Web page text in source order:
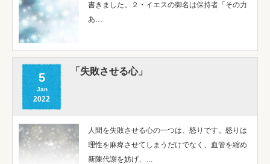
書きました。２・イエスの御名は保持者「その力
あ…
5
Jan
2022
「失敗させる心」
人間を失敗させる心の一つは、怒りです。怒りは
理性を麻痺させてしまうだけでなく、血管を縮め
新陳代謝を妨げ、…